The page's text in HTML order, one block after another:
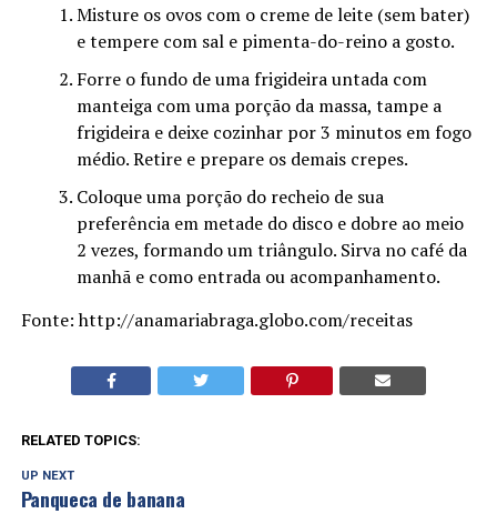
Misture os ovos com o creme de leite (sem bater)
e tempere com sal e pimenta-do-reino a gosto.
Forre o fundo de uma frigideira untada com
manteiga com uma porção da massa, tampe a
frigideira e deixe cozinhar por 3 minutos em fogo
médio. Retire e prepare os demais crepes.
Coloque uma porção do recheio de sua
preferência em metade do disco e dobre ao meio
2 vezes, formando um triângulo. Sirva no café da
manhã e como entrada ou acompanhamento.
Fonte: http://anamariabraga.globo.com/receitas
RELATED TOPICS:
UP NEXT
Panqueca de banana